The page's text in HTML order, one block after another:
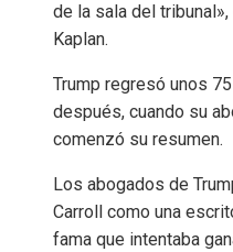
de la sala del
Kaplan.
Trump regresó unos
después, cuando su
comenzó su resumen.
Los abogados de
Carroll como una
fama que intentaba